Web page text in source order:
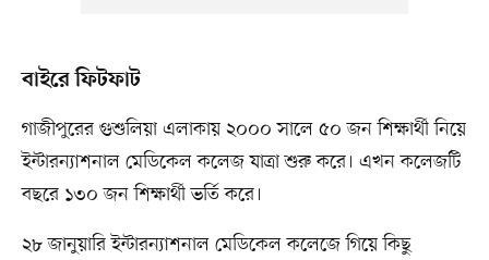
বাইরে ফিটফাট
গাজীপুরের গুশুলিয়া এলাকায় ২০০০ সালে ৫০ জন শিক্ষার্থী নিয়ে
ইন্টারন্যাশনাল মেডিকেল কলেজ যাত্রা শুরু করে। এখন কলেজটি
বছরে ১৩০ জন শিক্ষার্থী ভর্তি করে।
২৮ জানুয়ারি ইন্টারন্যাশনাল মেডিকেল কলেজে গিয়ে কিছু